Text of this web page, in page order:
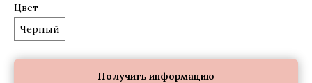
Цвет
Черный
Получить информацию